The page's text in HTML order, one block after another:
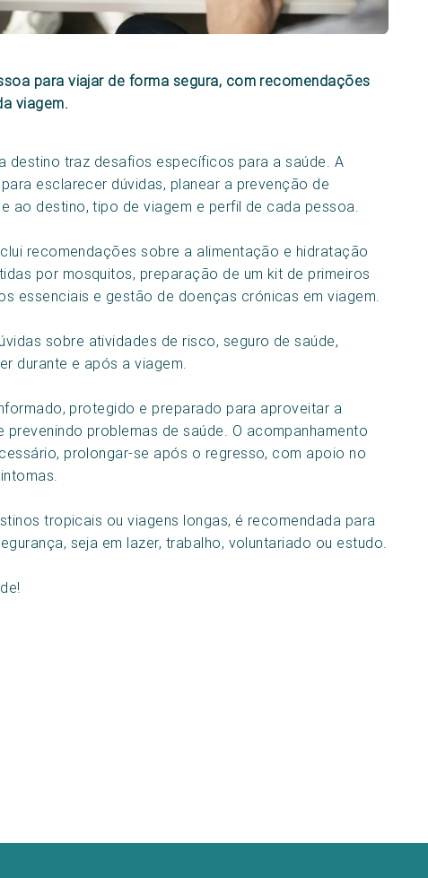
para viajar de forma segura, com recomendações
viagem.
destino traz desafios específicos para a saúde. A
esclarecer dúvidas, planear a prevenção de
ao destino, tipo de viagem e perfil de cada pessoa.
recomendações sobre a alimentação e hidratação
por mosquitos, preparação de um kit de primeiros
essenciais e gestão de doenças crónicas em viagem.
sobre atividades de risco, seguro de saúde,
durante e após a viagem.
protegido e preparado para aproveitar a
problemas de saúde. O acompanhamento
prolongar-se após o regresso, com apoio no
tropicais ou viagens longas, é recomendada para
seja em lazer, trabalho, voluntariado ou estudo.